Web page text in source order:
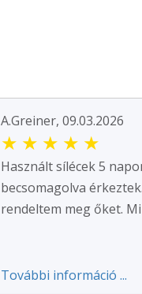
A.Greiner, 09.03.2026
★ ★ ★ ★ ★
Használt sílécek 5
becsomagolva
rendeltem meg őket.
További információ ...